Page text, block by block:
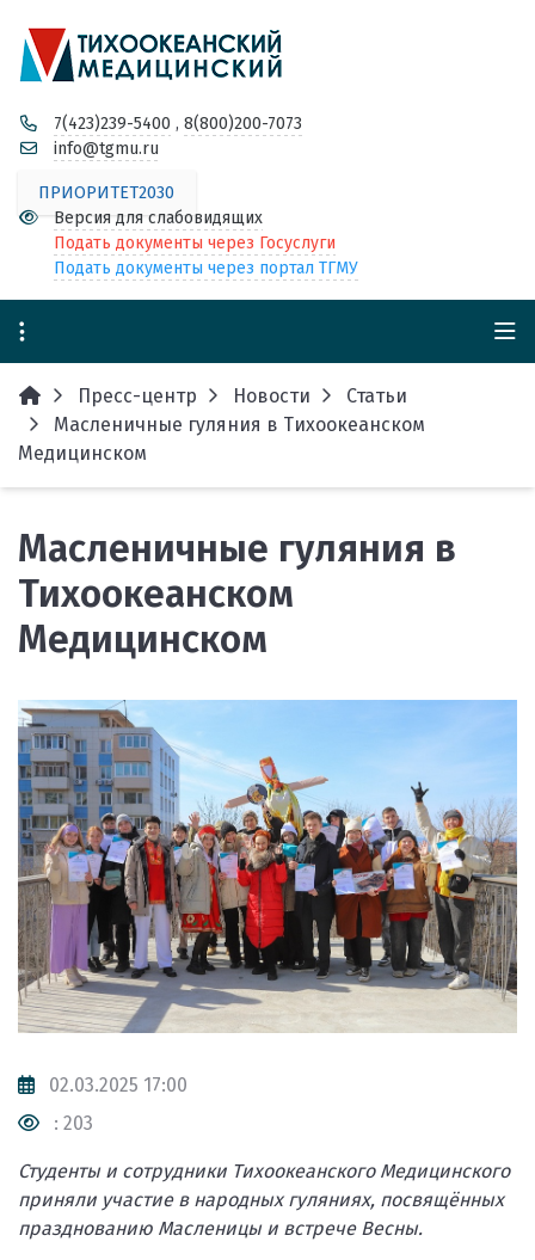
7(423)239-5400 , 8(800)200-7073
info@tgmu.ru
ПРИОРИТЕТ2030
Версия для слабовидящих
Подать документы через Госуслуги
Подать документы через портал ТГМУ
Пресс-центр Новости
Статьи
Масленичные гуляния в Тихоокеанском
Медицинском
Масленичные гуляния в
Тихоокеанском
Медицинском
02.03.2025 17:00
: 203
Студенты и сотрудники Тихоокеанского Медицинского
приняли участие в народных гуляниях, посвящённых
празднованию Масленицы и встрече Весны.